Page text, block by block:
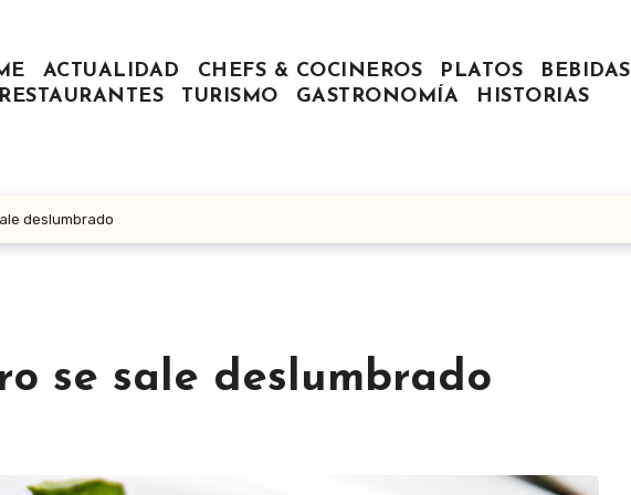
ACTUALIDAD CHEFS & COCINEROS PLATOS
BEBIDAS
RESTAURANTES
TURISMO GASTRONOMÍA HISTORIAS
deslumbrado
se sale deslumbrado